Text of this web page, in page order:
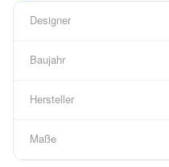
Designer
Baujahr
Hersteller
Maße